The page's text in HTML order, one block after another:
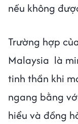
nếu không
Trường hợp
Malaysia là
tinh thần khi
ngang bằng
hiểu và đồng